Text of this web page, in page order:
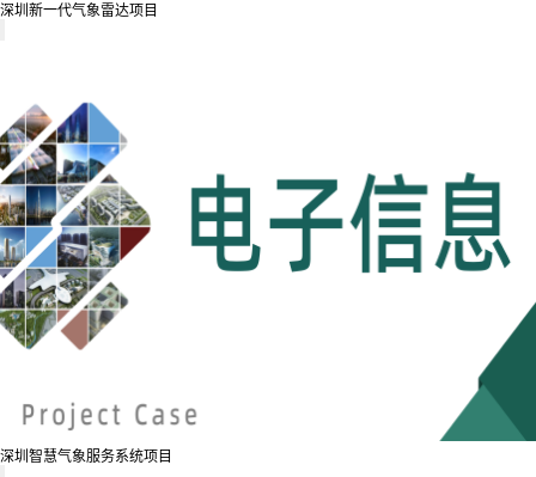
深圳新一代气象雷达项目
深圳智慧气象服务系统项目